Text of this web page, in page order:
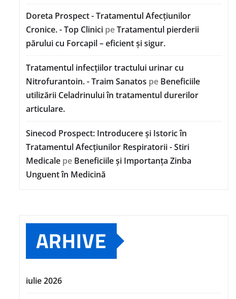
Doreta Prospect - Tratamentul Afecțiunilor
Cronice. - Top Clinici peTratamentul pierderii
părului cu Forcapil – eficient și sigur.
Tratamentul infecțiilor tractului urinar cu
Nitrofurantoin. - Traim Sanatos pe Beneficiile
utilizării Celadrinului în tratamentul durerilor
articulare.
Sinecod Prospect: Introducere și Istoric în
Tratamentul Afecțiunilor Respiratorii - Stiri
Medicale pe Beneficiile și Importanța Zinba
Unguent în Medicină
ARHIVE
iulie 2026